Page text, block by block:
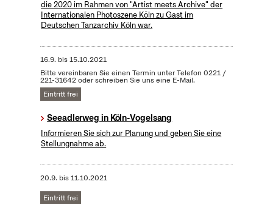
die 2020 im Rahmen von "Artist meets Archive" der
Internationalen Photoszene Köln zu Gast im
Deutschen Tanzarchiv Köln war.
16.9. bis15.10.2021
Bitte vereinbaren Sie einen Termin unter Telefon 0221 /
221-31642 oder schreiben Sie uns eine E-Mail.
Eintritt frei
Seeadlerweg in Köln-Vogelsang
Informieren Sie sich zur Planung und geben Sie eine
Stellungnahme ab.
20.9. bis11.10.2021
Eintritt frei